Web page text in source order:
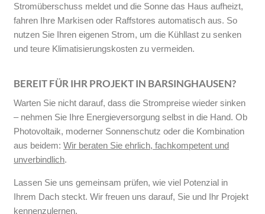
Stromüberschuss meldet und die Sonne das Haus aufheizt,
fahren Ihre Markisen oder Raffstores automatisch aus. So
nutzen Sie Ihren eigenen Strom, um die Kühllast zu senken
und teure Klimatisierungskosten zu vermeiden.
BEREIT FÜR IHR PROJEKT IN BARSINGHAUSEN?
Warten Sie nicht darauf, dass die Strompreise wieder sinken
– nehmen Sie Ihre Energieversorgung selbst in die Hand. Ob
Photovoltaik, moderner Sonnenschutz oder die Kombination
aus beidem:Wir beraten Sie ehrlich, fachkompetent und
unverbindlich.
Lassen Sie uns gemeinsam prüfen, wie viel Potenzial in
Ihrem Dach steckt. Wir freuen uns darauf, Sie und Ihr Projekt
kennenzulernen.